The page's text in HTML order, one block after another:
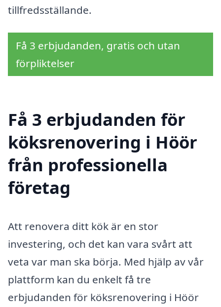
tillfredsställande.
Få 3 erbjudanden, gratis och utan
förpliktelser
Få 3 erbjudanden för
köksrenovering i Höör
från professionella
företag
Att renovera ditt kök är en stor
investering, och det kan vara svårt att
veta var man ska börja. Med hjälp av vår
plattform kan du enkelt få tre
erbjudanden för köksrenovering i Höör